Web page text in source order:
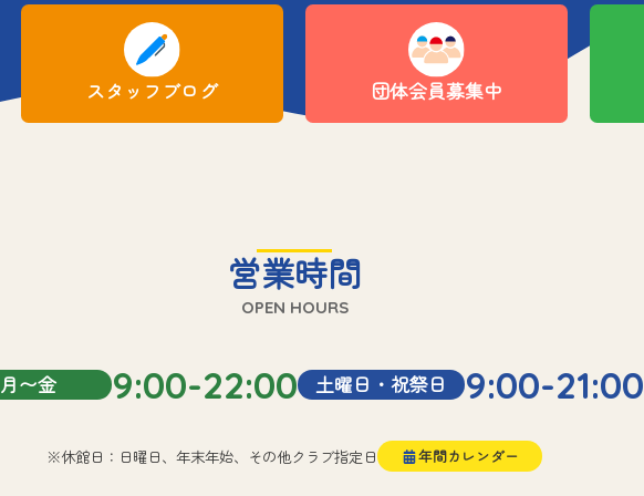
スタッフブログ 団体会員募集中
営業時間
OPEN HOURS
月〜金 9:00-22:00 土曜日・祝祭日 9:00-21:00
※休館日：日曜日、年末年始、その他クラブ指定日 年間カレンダー